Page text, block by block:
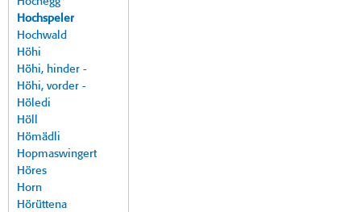
Hochspeler
Hochwald
Höhi
Höhi, hinder -
Höhi, vorder -
Höledi
Höll
Hömädli
Hopmaswingert
Höres
Horn
Hörüttena